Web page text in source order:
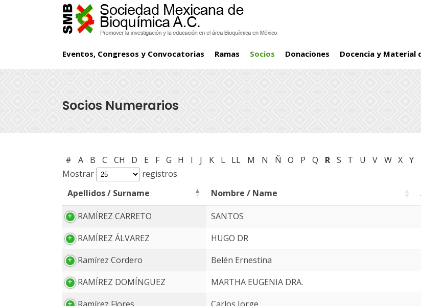
Eventos, Congresos y Convocatorias Ramas Socios Donaciones Docencia y Material
Socios Numerarios
# A B C CH D E F G H I J K L LL M N Ñ O P Q R S T U V W X Y
Mostrar
registros
Apellidos / Surname
Nombre / Name
Apellidos / Surname
Nombre / Name
RAMÍREZ CARRETO SANTOS
RAMÍREZ ÁLVAREZ
HUGO DR
Ramírez Cordero
Belén Ernestina
RAMÍREZ DOMÍNGUEZ
MARTHA EUGENIA DRA.